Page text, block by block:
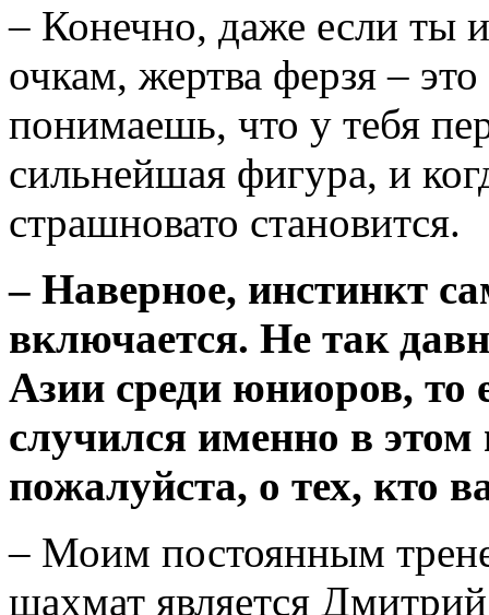
– Конечно, даже если ты
очкам, жертва ферзя –
понимаешь, что у тебя
сильнейшая фигура, и
страшновато становится.
– Наверное, инстинкт
включается. Не так
Азии среди юниоров,
случился именно в этом
пожалуйста, о тех, кто
– Моим постоянным
шахмат является Дмитрий